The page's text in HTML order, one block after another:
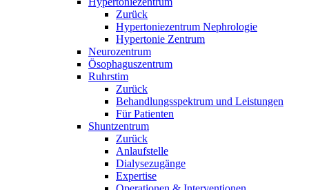
Zurück
Hypertoniezentrum Nephrologie
Hypertonie Zentrum
Neurozentrum
Ösophaguszentrum
Ruhrstim
Zurück
Behandlungsspektrum und Leistungen
Für Patienten
Shuntzentrum
Zurück
Anlaufstelle
Dialysezugänge
Expertise